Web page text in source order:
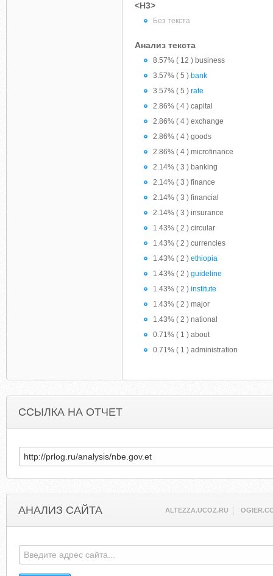
<H3>
Без текста
Анализ текста
8.57% ( 12 ) business
3.57% ( 5 ) bank
3.57% ( 5 ) rate
2.86% ( 4 ) capital
2.86% ( 4 ) exchange
2.86% ( 4 ) goods
2.86% ( 4 ) microfinance
2.14% ( 3 ) banking
2.14% ( 3 ) finance
2.14% ( 3 ) financial
2.14% ( 3 ) insurance
1.43% ( 2 ) circular
1.43% ( 2 ) currencies
1.43% ( 2 ) ethiopia
1.43% ( 2 ) guideline
1.43% ( 2 ) institute
1.43% ( 2 ) major
1.43% ( 2 ) national
0.71% ( 1 ) about
0.71% ( 1 ) administration
ССЫЛКА НА ОТЧЕТ
АНАЛИЗ САЙТА ALTEZZA.UCOZ.RU